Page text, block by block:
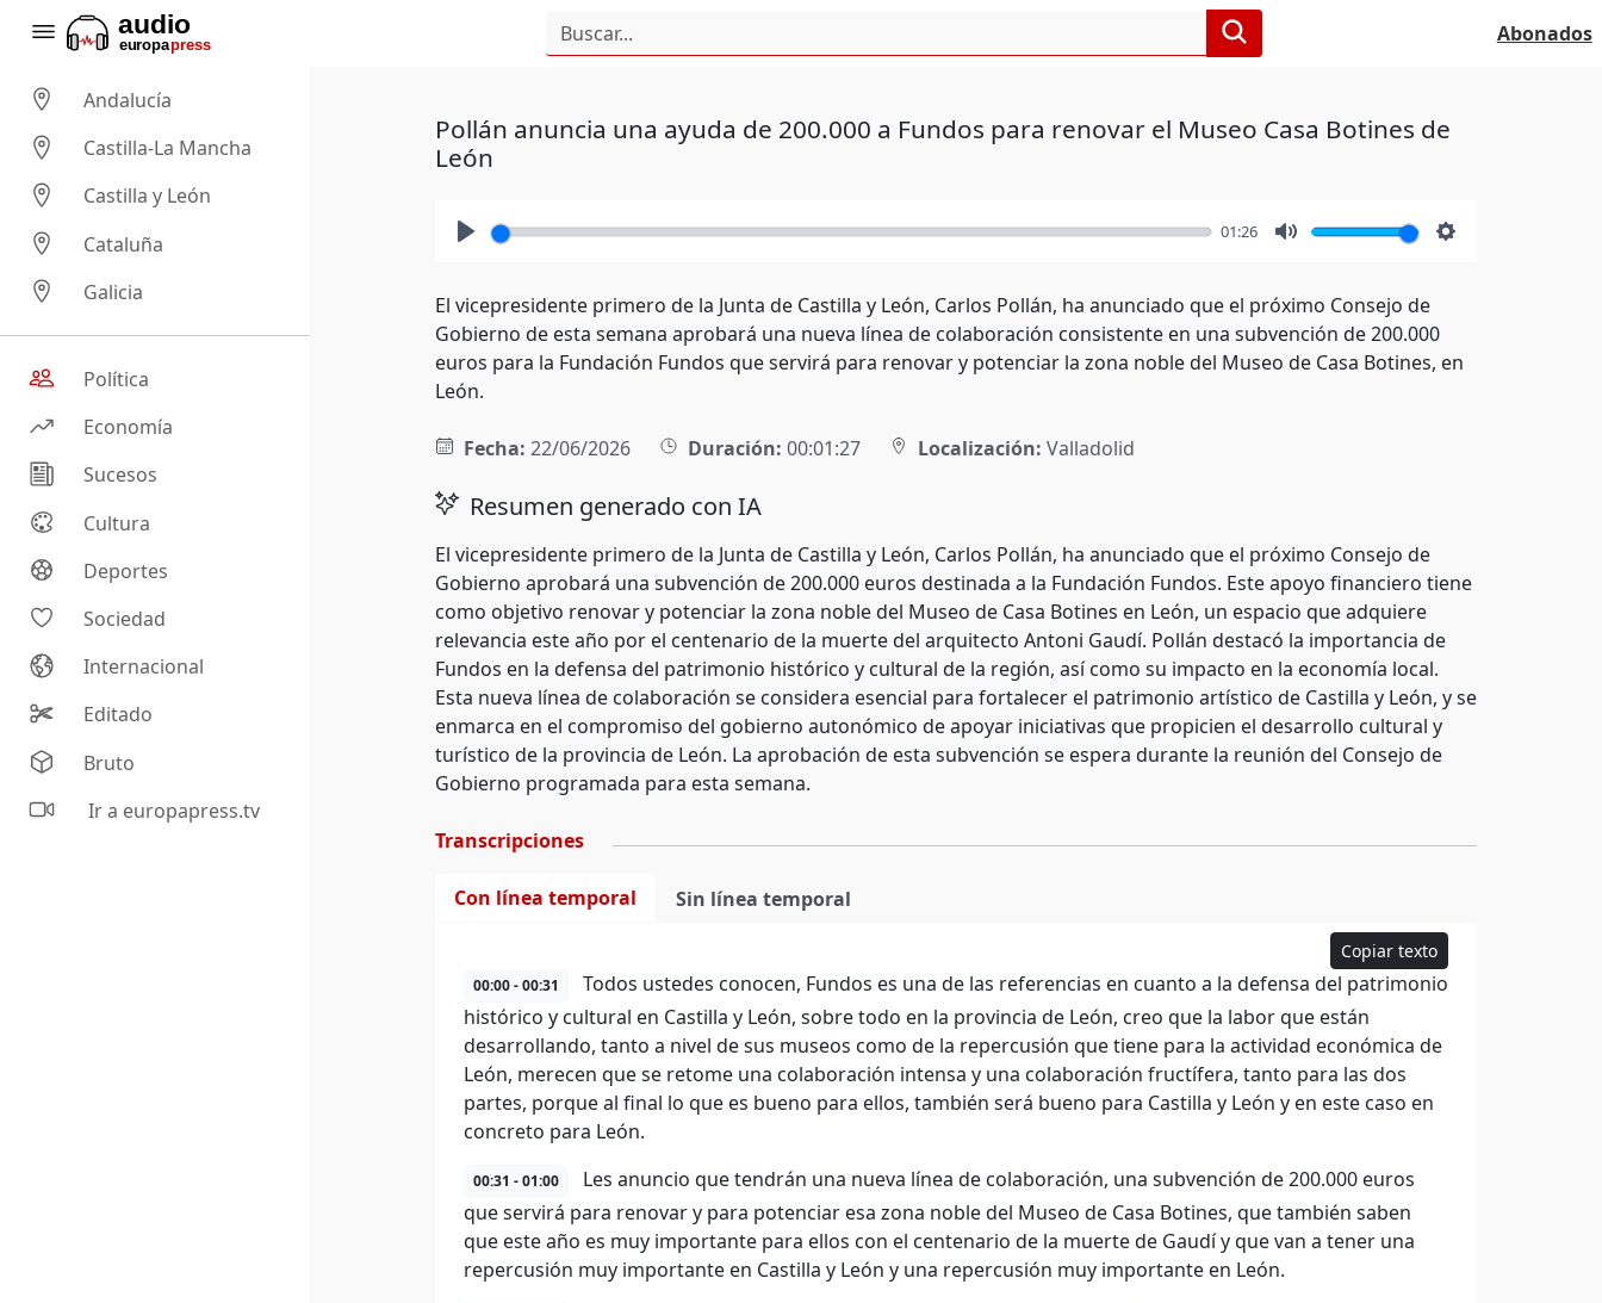
Abonados
Andalucía
Castilla-La Mancha
Castilla y León
Cataluña
Galicia
Política
Economía
Sucesos
Cultura
Deportes
Sociedad
Internacional
Editado
Bruto
Ir a europapress.tv
Pollán anuncia una ayuda de 200.000 a Fundos para renovar el Museo Casa Botines de
León
01:26
El vicepresidente primero de la Junta de Castilla y León, Carlos Pollán, ha anunciado que el próximo Consejo de
Gobierno de esta semana aprobará una nueva línea de colaboración consistente en una subvención de 200.000
euros para la Fundación Fundos que servirá para renovar y potenciar la zona noble del Museo de Casa Botines, en
León.
Fecha: 22/06/2026 Duración: 00:01:27 Localización: Valladolid
Resumen generado con IA
El vicepresidente primero de la Junta de Castilla y León, Carlos Pollán, ha anunciado que el próximo Consejo de
Gobierno aprobará una subvención de 200.000 euros destinada a la Fundación Fundos. Este apoyo financiero tiene
como objetivo renovar y potenciar la zona noble del Museo de Casa Botines en León, un espacio que adquiere
relevancia este año por el centenario de la muerte del arquitecto Antoni Gaudí. Pollán destacó la importancia de
Fundos en la defensa del patrimonio histórico y cultural de la región, así como su impacto en la economía local.
Esta nueva línea de colaboración se considera esencial para fortalecer el patrimonio artístico de Castilla y León, y se
enmarca en el compromiso del gobierno autonómico de apoyar iniciativas que propicien el desarrollo cultural y
turístico de la provincia de León. La aprobación de esta subvención se espera durante la reunión del Consejo de
Gobierno programada para esta semana.
Transcripciones
Con línea temporal Sin línea temporal
Copiar texto
00:00 - 00:31
Todos ustedes conocen, Fundos es una de las referencias en cuanto a la defensa del patrimonio
histórico y cultural en Castilla y León, sobre todo en la provincia de León, creo que la labor que están
desarrollando, tanto a nivel de sus museos como de la repercusión que tiene para la actividad económica de
León, merecen que se retome una colaboración intensa y una colaboración fructífera, tanto para las dos
partes, porque al final lo que es bueno para ellos, también será bueno para Castilla y León y en este caso en
concreto para León.
00:31 - 01:00
Les anuncio que tendrán una nueva línea de colaboración, una subvención de 200.000 euros
que servirá para renovar y para potenciar esa zona noble del Museo de Casa Botines, que también saben
que este año es muy importante para ellos con el centenario de la muerte de Gaudí y que van a tener una
repercusión muy importante en Castilla y León y una repercusión muy importante en León.